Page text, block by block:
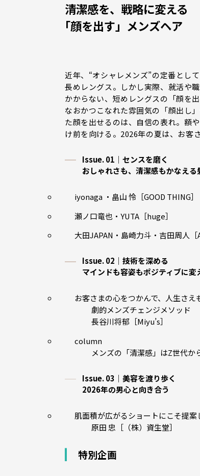
清潔感を、戦略に変える
｢顔を出す」メンズヘア
近年、“オシャレメンズ”の定番とし
長めレングス。しかし実際、就活や
かからない、短めレングスの「顔を
なおかつこなれた雰囲気の「顔出し
た顔を出せるのは、自信の表れ。額
け前を向ける。2026年の夏は、お客
Issue. 01｜センスを磨く
おしゃれさも、清潔感もかなえる
iyonaga ・畠山 怜［GOOD THING］
瀬ノ口竜也・YUTA［huge］
大田JAPAN・島崎力斗・吉田周人［
Issue. 02｜技術を深める
マインドも容姿もポジティブに変
お客さまの心をつかんで、人生さえ
劇的メンズチェンジメソッド
長谷川将郁［Miyu’s］
column
メンズの「清潔感」はZ世代か
Issue. 03｜美容を渡り歩く
2026年の男心と向き合う
肌面積が広がるショートにこそ提
原田 忠［（株）資生堂］
特別企画